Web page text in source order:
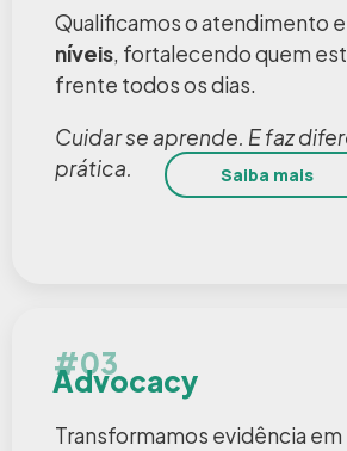
Qualificamos o atendimento
níveis, fortalecendo quem
frente todos os dias.
Cuidar se aprende. E faz
prática.
Saiba mais
#03
Advocacy
Transformamos evidência em